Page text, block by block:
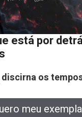
está por
discirna os
meu